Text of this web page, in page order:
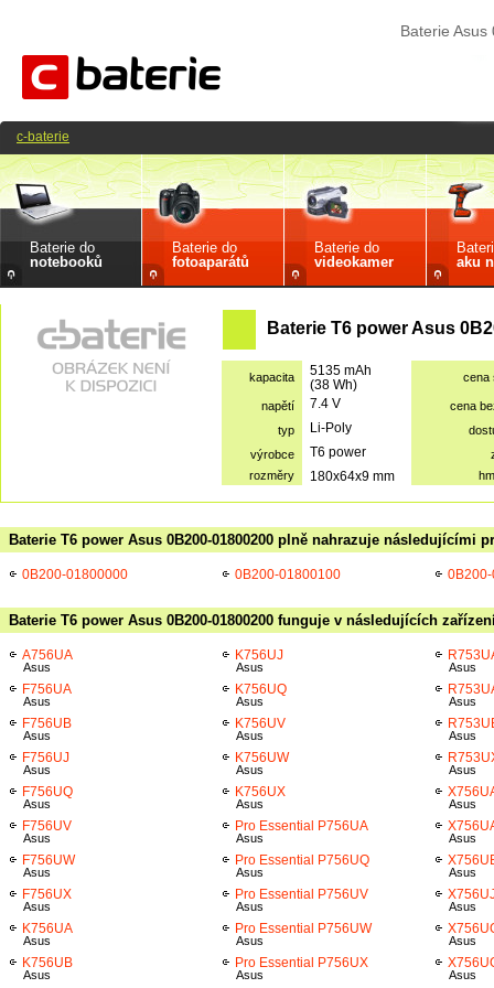
Baterie
Baterie do
notebooků
Baterie do
fotoaparátů
Baterie do
videokamer
aku
Baterie T6 power Asus
kapacita
5135 mAh
(38 Wh)
cena
napětí 7.4 V
cena
typ
Li-Poly
výrobce
T6 power
rozměry
180x64x9 mm
Baterie T6 power Asus 0B200-01800200 plně nahrazuje následujícími
0B200-01800000 0B200-01800100
Baterie T6 power Asus 0B200-01800200 funguje v následujících
A756UA
Asus
F756UA
Asus
F756UB
Asus
F756UJ
Asus
F756UQ
Asus
F756UV
Asus
F756UW
Asus
F756UX
Asus
K756UA
Asus
K756UB
Asus
K756UJ
Asus
K756UQ
Asus
K756UV
Asus
K756UW
Asus
K756UX
Asus
Pro Essential P756UA
Asus
Pro Essential P756UQ
Asus
Pro Essential P756UV
Asus
Pro Essential P756UW
Asus
Pro Essential P756UX
Asus
Asus
Asus
Asus
Asus
Asus
Asus
Asus
Asus
Asus
Asus
c-baterie